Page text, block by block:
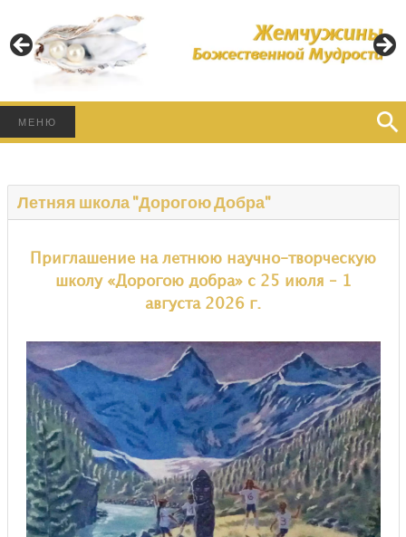
ЖЕМЧУЖИНЫ
БОЖЕСТВЕННОЙ
МУДРОСТИ
МЕНЮ Найти:
Летняя школа "Дорогою Добра"
Приглашение на летнюю научно-творческую
школу «Дорогою добра» с 25 июля – 1
августа 2026 г.